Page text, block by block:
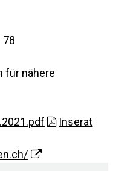
78
für nähere
Inserat